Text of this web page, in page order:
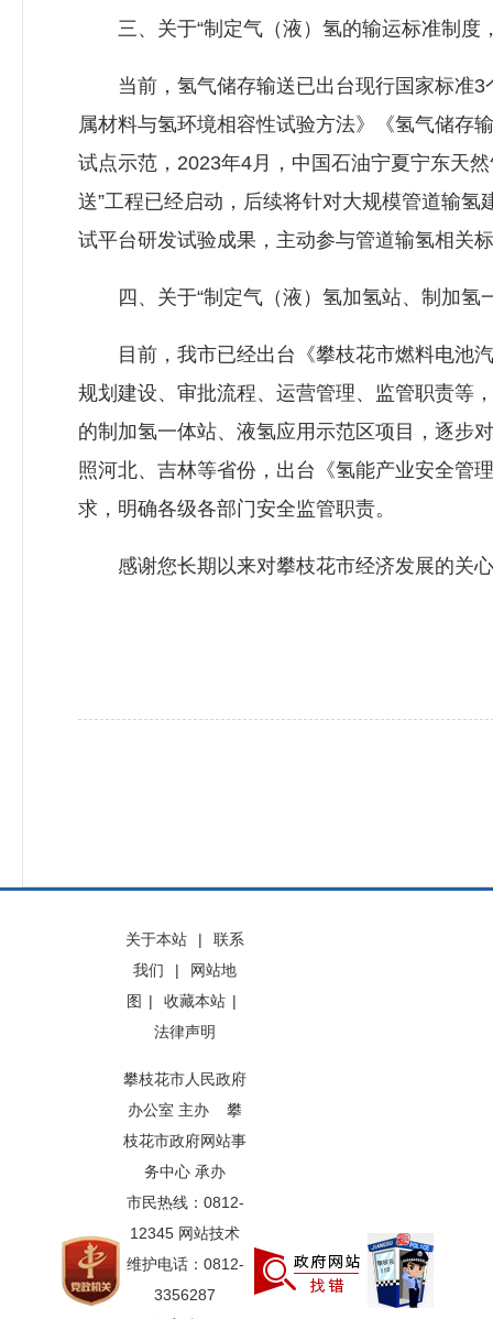
三、关于“制定气（液）氢的输运标准制度
当前，氢气储存输送已出台现行国家标准3
属材料与氢环境相容性试验方法》《氢气储存
试点示范，2023年4月，中国石油宁夏宁东天
送”工程已经启动，后续将针对大规模管道输
试平台研发试验成果，主动参与管道输氢相关
四、关于“制定气（液）氢加氢站、制加氢
目前，我市已经出台《攀枝花市燃料电池汽
规划建设、审批流程、运营管理、监管职责等
的制加氢一体站、液氢应用示范区项目，逐步
照河北、吉林等省份，出台《氢能产业安全管
求，明确各级各部门安全监管职责。
感谢您长期以来对攀枝花市经济发展的关
关于本站 |
联系
我们
|
网站地
图 | 收藏本站 |
法律声明
攀枝花市人民政府
办公室 主办 攀
枝花市政府网站事
务中心 承办
市民热线：0812-
12345 网站技术
维护电话：0812-
3356287